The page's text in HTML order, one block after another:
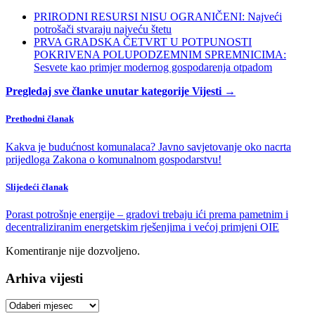
PRIRODNI RESURSI NISU OGRANIČENI: Najveći
potrošači stvaraju najveću štetu
PRVA GRADSKA ČETVRT U POTPUNOSTI
POKRIVENA POLUPODZEMNIM SPREMNICIMA:
Sesvete kao primjer modernog gospodarenja otpadom
Pregledaj sve članke unutar kategorije Vijesti →
Prethodni članak
Kakva je budućnost komunalaca? Javno savjetovanje oko nacrta
prijedloga Zakona o komunalnom gospodarstvu!
Slijedeći članak
Porast potrošnje energije – gradovi trebaju ići prema pametnim i
decentraliziranim energetskim rješenjima i većoj primjeni OIE
Komentiranje nije dozvoljeno.
Arhiva vijesti
Arhiva